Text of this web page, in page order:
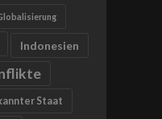
Indonesien
Staat